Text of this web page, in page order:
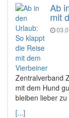
Ab
mit
Zentralverband
mit dem Hund
bleiben lieber zu
[...]